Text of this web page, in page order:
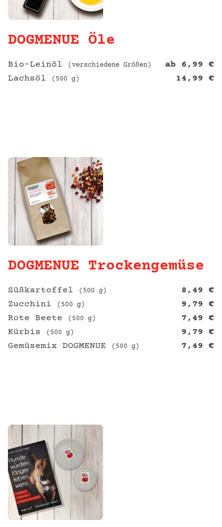
DOGMENUE Öle
Bio-Leinöl (verschiedene Größen) ab 6,99 €
Lachsöl
(500 g) 14,99 €
DOGMENUE Trockengemüse
Süßkartoffel (500 g) 8,49 €
Zucchini
(500 g) 9,79 €
Rote Beete
(500 g) 7,49 €
Kürbis
(500 g) 9,79 €
Gemüsemix DOGMENUE
(500 g) 7,49 €